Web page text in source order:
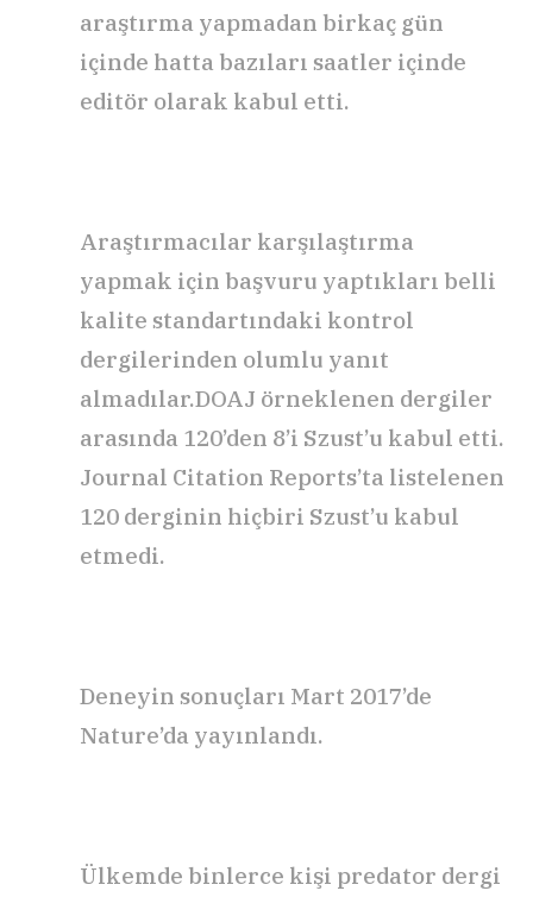
araştırma yapmadan birkaç gün
içinde hatta bazıları saatler içinde
editör olarak kabul etti.
Araştırmacılar karşılaştırma
yapmak için başvuru yaptıkları belli
kalite standartındaki kontrol
dergilerinden olumlu yanıt
almadılar.DOAJ örneklenen dergiler
arasında 120’den 8’i Szust’u kabul etti.
Journal Citation Reports’ta listelenen
120 derginin hiçbiri Szust’u kabul
etmedi.
Deneyin sonuçları Mart 2017’de
Nature’da yayınlandı.
Ülkemde binlerce kişi predator dergi